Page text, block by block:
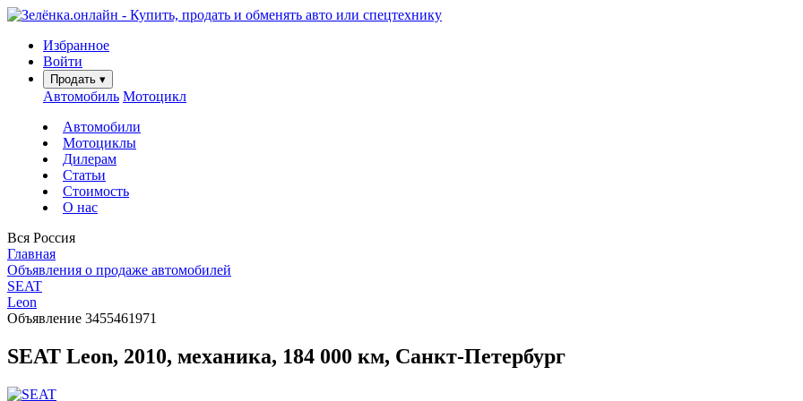
Избранное
Войти
Продать ▾
Автомобиль Мотоцикл
Автомобили
Мотоциклы
Дилерам
Статьи
Стоимость
О нас
Вся Россия
Главная
Объявления о продаже автомобилей
SEAT
Leon
Объявление 3455461971
SEAT Leon, 2010, механика, 184 000 км, Санкт-Петербург